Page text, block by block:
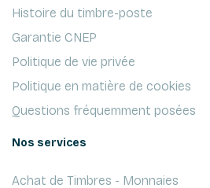
Histoire du timbre-poste
Garantie CNEP
Politique de vie privée
Politique en matière de cookies
Questions fréquemment posées
Nos services
Achat de Timbres - Monnaies